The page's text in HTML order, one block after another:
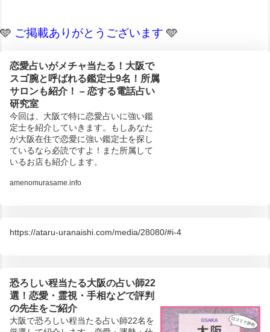
🩵 ご掲載ありがとうございます 🩵
恋愛占いがメチャ当たる！大阪で
スゴ腕と呼ばれる鑑定士9名！所属
サロンも紹介！ – 恋する電話占い
研究室
今回は、大阪で特に恋愛占いに強い鑑
定士を紹介していきます。もしあなた
が大阪在住で恋愛に強い鑑定士を探し
ているなら必読ですよ！また所属して
いるお店も紹介します。
amenomurasame.info
https://ataru-uranaishi.com/media/28080/#i-4
恐ろしい程当たる大阪の占い師22
選！恋愛・霊視・手相などで評判
の先生をご紹介
大阪で恐ろしい程当たる占い師22名を